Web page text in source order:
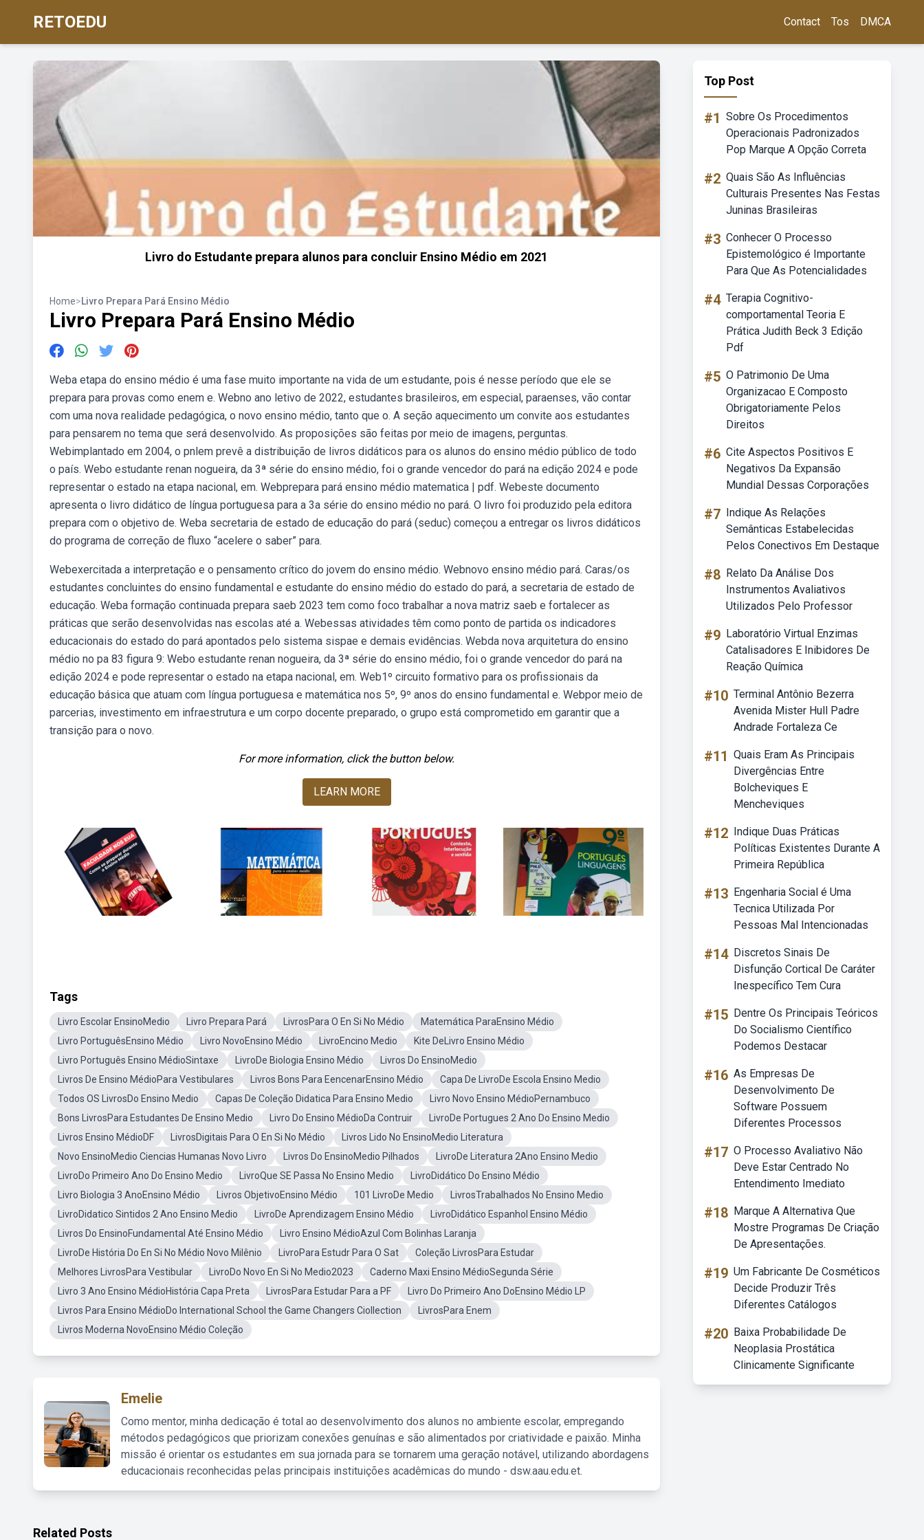
RETOEDU Contact Tos DMCA
Livro do Estudante prepara alunos para concluir Ensino Médio em 2021
Home>Livro Prepara Pará Ensino Médio
Livro Prepara Pará Ensino Médio
Weba etapa do ensino médio é uma fase muito importante na vida de um estudante, pois é nesse período que ele se
prepara para provas como enem e. Webno ano letivo de 2022, estudantes brasileiros, em especial, paraenses, vão contar
com uma nova realidade pedagógica, o novo ensino médio, tanto que o. A seção aquecimento um convite aos estudantes
para pensarem no tema que será desenvolvido. As proposições são feitas por meio de imagens, perguntas.
Webimplantado em 2004, o pnlem prevê a distribuição de livros didáticos para os alunos do ensino médio público de todo
o país. Webo estudante renan nogueira, da 3ª série do ensino médio, foi o grande vencedor do pará na edição 2024 e pode
representar o estado na etapa nacional, em. Webprepara pará ensino médio matematica | pdf. Webeste documento
apresenta o livro didático de língua portuguesa para a 3a série do ensino médio no pará. O livro foi produzido pela editora
prepara com o objetivo de. Weba secretaria de estado de educação do pará (seduc) começou a entregar os livros didáticos
do programa de correção de fluxo “acelere o saber” para.
Webexercitada a interpretação e o pensamento crítico do jovem do ensino médio. Webnovo ensino médio pará. Caras/os
estudantes concluintes do ensino fundamental e estudante do ensino médio do estado do pará, a secretaria de estado de
educação. Weba formação continuada prepara saeb 2023 tem como foco trabalhar a nova matriz saeb e fortalecer as
práticas que serão desenvolvidas nas escolas até a. Webessas atividades têm como ponto de partida os indicadores
educacionais do estado do pará apontados pelo sistema sispae e demais evidências. Webda nova arquitetura do ensino
médio no pa 83 figura 9: Webo estudante renan nogueira, da 3ª série do ensino médio, foi o grande vencedor do pará na
edição 2024 e pode representar o estado na etapa nacional, em. Web1º circuito formativo para os profissionais da
educação básica que atuam com língua portuguesa e matemática nos 5º, 9º anos do ensino fundamental e. Webpor meio de
parcerias, investimento em infraestrutura e um corpo docente preparado, o grupo está comprometido em garantir que a
transição para o novo.
For more information, click the button below.
LEARN MORE
Tags
Livro Escolar EnsinoMedio Livro Prepara Pará LivrosPara O En Si No Médio
Matemática ParaEnsino Médio
Livro PortuguêsEnsino Médio
Livro NovoEnsino Médio LivroEncino Medio
Kite DeLivro Ensino Médio
Livro Português Ensino MédioSintaxe
LivroDe Biologia Ensino Médio
Livros Do EnsinoMedio
Livros De Ensino MédioPara Vestibulares
Livros Bons Para EencenarEnsino Médio
Capa De LivroDe Escola Ensino Medio
Todos OS LivrosDo Ensino Medio
Capas De Coleção Didatica Para Ensino Medio
Livro Novo Ensino MédioPernambuco
Bons LivrosPara Estudantes De Ensino Medio
Livro Do Ensino MédioDa Contruir
LivroDe Portugues 2 Ano Do Ensino Medio
Livros Ensino MédioDF
LivrosDigitais Para O En Si No Médio
Livros Lido No EnsinoMedio Literatura
Novo EnsinoMedio Ciencias Humanas Novo Livro
Livros Do EnsinoMedio Pilhados
LivroDe Literatura 2Ano Ensino Medio
LivroDo Primeiro Ano Do Ensino Medio
LivroQue SE Passa No Ensino Medio
LivroDidático Do Ensino Médio
Livro Biologia 3 AnoEnsino Médio
Livros ObjetivoEnsino Médio 101 LivroDe Medio
LivrosTrabalhados No Ensino Medio
LivroDidatico Sintidos 2 Ano Ensino Medio
LivroDe Aprendizagem Ensino Médio
LivroDidático Espanhol Ensino Médio
Livros Do EnsinoFundamental Até Ensino Médio
Livro Ensino MédioAzul Com Bolinhas Laranja
LivroDe História Do En Si No Médio Novo Milênio
LivroPara Estudr Para O Sat
Coleção LivrosPara Estudar
Melhores LivrosPara Vestibular
LivroDo Novo En Si No Medio2023
Caderno Maxi Ensino MédioSegunda Série
Livro 3 Ano Ensino MédioHistória Capa Preta
LivrosPara Estudar Para a PF
Livro Do Primeiro Ano DoEnsino Médio LP
Livros Para Ensino MédioDo International School the Game Changers Ciollection
LivrosPara Enem
Livros Moderna NovoEnsino Médio Coleção
Emelie
Como mentor, minha dedicação é total ao desenvolvimento dos alunos no ambiente escolar, empregando
métodos pedagógicos que priorizam conexões genuínas e são alimentados por criatividade e paixão. Minha
missão é orientar os estudantes em sua jornada para se tornarem uma geração notável, utilizando abordagens
educacionais reconhecidas pelas principais instituições acadêmicas do mundo - dsw.aau.edu.et.
Top Post
#1 Sobre Os Procedimentos
Operacionais Padronizados
Pop Marque A Opção Correta
#2 Quais São As Influências
Culturais Presentes Nas Festas
Juninas Brasileiras
#3 Conhecer O Processo
Epistemológico é Importante
Para Que As Potencialidades
#4 Terapia Cognitivo-
comportamental Teoria E
Prática Judith Beck 3 Edição
Pdf
#5 O Patrimonio De Uma
Organizacao E Composto
Obrigatoriamente Pelos
Direitos
#6 Cite Aspectos Positivos E
Negativos Da Expansão
Mundial Dessas Corporações
#7 Indique As Relações
Semânticas Estabelecidas
Pelos Conectivos Em Destaque
#8 Relato Da Análise Dos
Instrumentos Avaliativos
Utilizados Pelo Professor
#9 Laboratório Virtual Enzimas
Catalisadores E Inibidores De
Reação Química
#10 Terminal Antônio Bezerra
Avenida Mister Hull Padre
Andrade Fortaleza Ce
#11 Quais Eram As Principais
Divergências Entre
Bolcheviques E
Mencheviques
#12 Indique Duas Práticas
Políticas Existentes Durante A
Primeira República
#13 Engenharia Social é Uma
Tecnica Utilizada Por
Pessoas Mal Intencionadas
#14 Discretos Sinais De
Disfunção Cortical De Caráter
Inespecífico Tem Cura
#15 Dentre Os Principais Teóricos
Do Socialismo Científico
Podemos Destacar
#16 As Empresas De
Desenvolvimento De
Software Possuem
Diferentes Processos
#17 O Processo Avaliativo Não
Deve Estar Centrado No
Entendimento Imediato
#18 Marque A Alternativa Que
Mostre Programas De Criação
De Apresentações.
#19 Um Fabricante De Cosméticos
Decide Produzir Três
Diferentes Catálogos
#20 Baixa Probabilidade De
Neoplasia Prostática
Clinicamente Significante
Related Posts